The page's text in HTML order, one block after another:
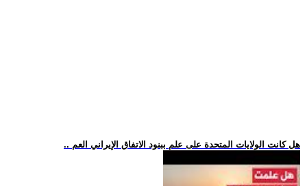
.. هل كانت الولايات المتحدة على علم ببنود الاتفاق الإيراني العم